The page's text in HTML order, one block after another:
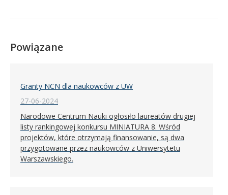
Powiązane
Granty NCN dla naukowców z UW
27-06-2024
Narodowe Centrum Nauki ogłosiło laureatów drugiej
listy rankingowej konkursu MINIATURA 8. Wśród
projektów, które otrzymają finansowanie, są dwa
przygotowane przez naukowców z Uniwersytetu
Warszawskiego.